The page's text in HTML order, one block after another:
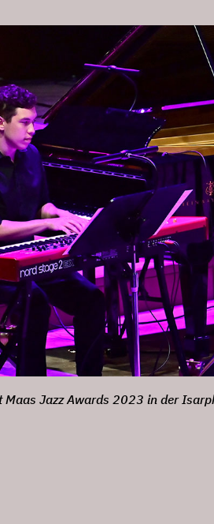
Jazz Awards 2023 in der